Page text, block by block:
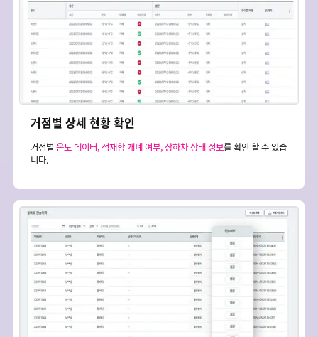
거점별 상세 현황 확인
거점별 온도 데이터, 적재함 개폐 여부, 상하차 상태 정보를 확인 할 수 있습
니다.